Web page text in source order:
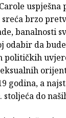
uspješna
brzo
banalnosti
da
političkih
godina, a
do